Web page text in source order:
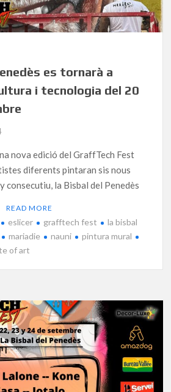
es tornarà a
i tecnologia del 20
nova edició del GraffTech Fest
diferents pintaran sis nous
consecutiu, la Bisbal del Penedès
READ MORE
eslicer grafftech fest
la bisbal
mariadie nauni
pintura mural
of art